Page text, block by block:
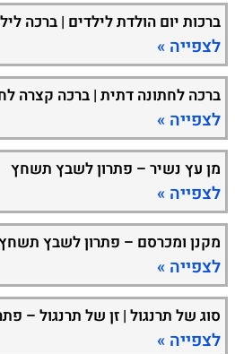
ברכות יום הולדת לילדים | ברכה
לצפייה »
ברכה לחתונה דתית | ברכה קצרה
לצפייה »
מן עץ נשיר – פתרון לשבץ תשחץ
לצפייה »
מקנן ומכרסם – פתרון לשבץ
לצפייה »
סוג של תרנגול | זן של תרנגול –
לצפייה »